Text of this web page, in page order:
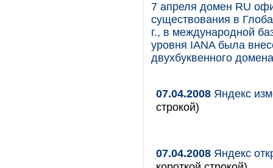
7 апреля домен RU
существования в
г., в международной
уровня IANA была
двухбуквенного
07.04.2008 Яндекс
строкой)
07.04.2008 Яндекс